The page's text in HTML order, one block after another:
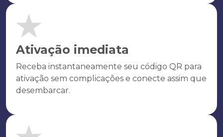
Ativação imediata
Receba instantaneamente seu código QR para
ativação sem complicações e conecte assim que
desembarcar.